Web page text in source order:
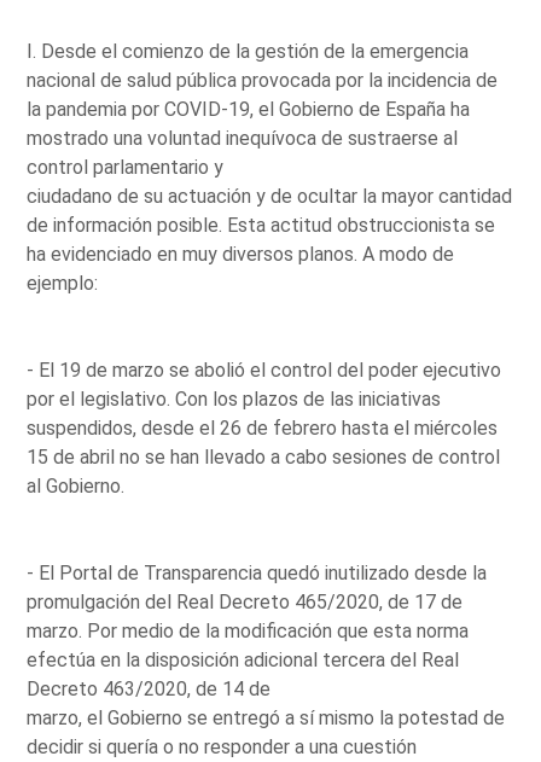
I. Desde el comienzo de la gestión de la emergencia
nacional de salud pública provocada por la incidencia de
la pandemia por COVID-19, el Gobierno de España ha
mostrado una voluntad inequívoca de sustraerse al
control parlamentario y
ciudadano de su actuación y de ocultar la mayor cantidad
de información posible. Esta actitud obstruccionista se
ha evidenciado en muy diversos planos. A modo de
ejemplo:
- El 19 de marzo se abolió el control del poder ejecutivo
por el legislativo. Con los plazos de las iniciativas
suspendidos, desde el 26 de febrero hasta el miércoles
15 de abril no se han llevado a cabo sesiones de control
al Gobierno.
- El Portal de Transparencia quedó inutilizado desde la
promulgación del Real Decreto 465/2020, de 17 de
marzo. Por medio de la modificación que esta norma
efectúa en la disposición adicional tercera del Real
Decreto 463/2020, de 14 de
marzo, el Gobierno se entregó a sí mismo la potestad de
decidir si quería o no responder a una cuestión